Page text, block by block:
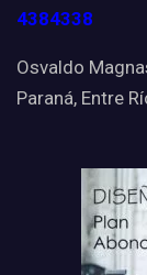
4384338
Osvaldo
Paraná, Entre